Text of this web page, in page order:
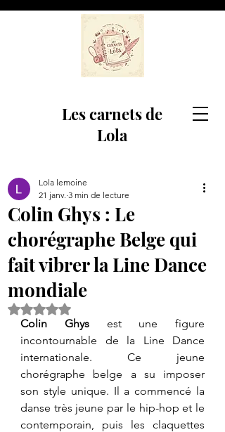
Les carnets de
Lola
Colin Ghys : Le
chorégraphe Belge qui
fait vibrer la Line Dance
mondiale
Lola lemoine
21 janv. 3 min de lecture
Noté NaN étoiles sur 5.
​Colin Ghys est une figure
incontournable de la Line Dance
internationale. Ce jeune
chorégraphe belge a su imposer
son style unique. Il a commencé la
danse très jeune par le hip-hop et le
contemporain, puis les claquettes